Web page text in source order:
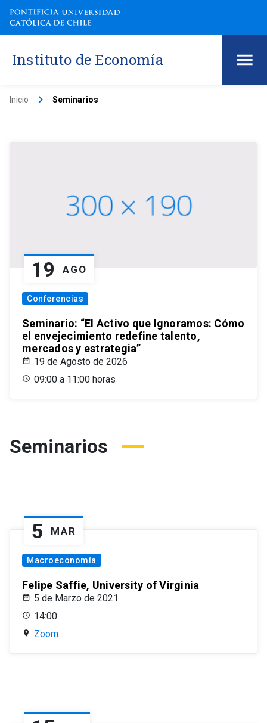
Instituto de Economía
Inicio keyboard_arrow_right Seminarios
19 AGO
Conferencias
Seminario: “El Activo que Ignoramos: Cómo
el envejecimiento redefine talento,
mercados y estrategia”
19 de Agosto de 2026
09:00 a 11:00 horas
Seminarios
5 MAR
Macroeconomía
Felipe Saffie, University of Virginia
5 de Marzo de 2021
14:00
Zoom